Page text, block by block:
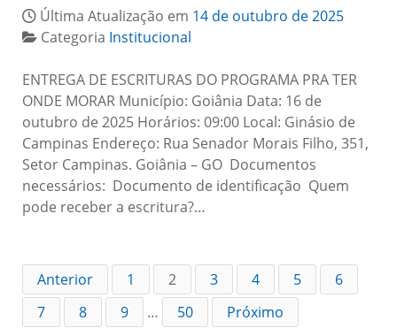
Última Atualização em 14 de outubro de 2025
Categoria Institucional
ENTREGA DE ESCRITURAS DO PROGRAMA PRA TER
ONDE MORAR Município: Goiânia Data: 16 de
outubro de 2025 Horários: 09:00 Local: Ginásio de
Campinas Endereço: Rua Senador Morais Filho, 351,
Setor Campinas. Goiânia – GO Documentos
necessários: Documento de identificação Quem
pode receber a escritura?…
Anterior 1 2 3 4 5
6
7
8 9 … 50 Próximo